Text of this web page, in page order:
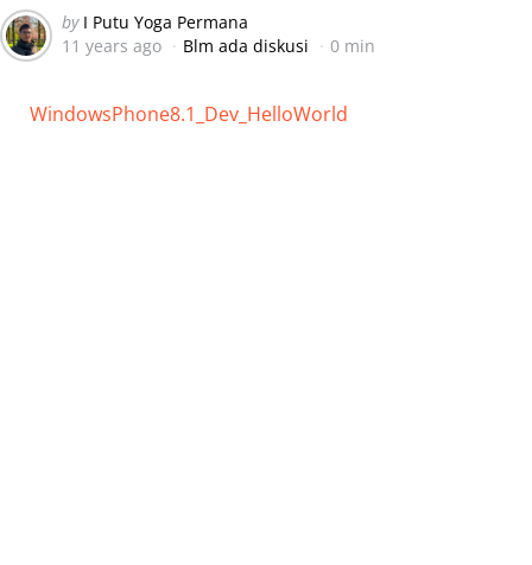
Posted
by
by I Putu Yoga Permana
11 years ago
Blm ada diskusi 0 min
WindowsPhone8.1_Dev_HelloWorld